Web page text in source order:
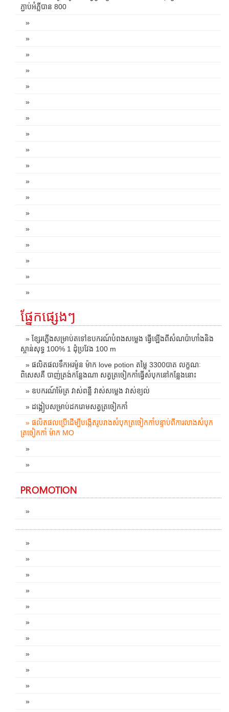
ភ្ជាប់អំភ្លីបាន 800
»
»
»
»
»
»
»
»
»
»
»
»
»
»
»
»
»
»
ផ្នែកផ្សេងៗ
» ខ្សែរភ្លើងសម្រាប់តទៅឧបករណ៍បំពងសម្លេង ធ្វើឡើងពីសំណប៉ាហាំងនិង
ស្ពាន់សុទ្ធ 100% 1 ដុំប្រវែង 100 m
» ផលិតផលទឹកអរម៉ូន ម៉ាក love potion តម្លៃ 3300បាត លក្ខណៈ
ពិសេសគឺ បាញ់ត្រង់កន្លែងណា សត្វត្រចៀកកាំធ្វើសំបុកនៅកន្លែងនោះ
» ឧបករណ៍ម៉ែត្រ វាស់ពន្លឺ វាស់សម្លេង វាស់ខ្យល់
» ដង្គៀបសម្រាប់ដករោមសត្វត្រចៀកកាំ
» ផលិតផលប្រើដើម្បីបង្កើតរូបរាងសំបុកត្រចៀកកាំបន្ទាប់ពីការលាងសំបុក
ត្រចៀកកាំ ម៉ាក MO
»
»
PROMOTION
»
»
»
»
»
»
»
»
»
»
»
»